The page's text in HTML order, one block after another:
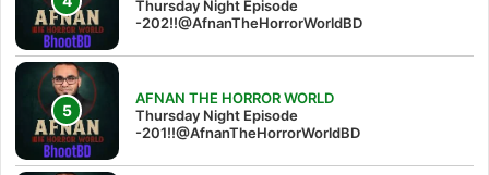
Thursday Night Episode
-202!!@AfnanTheHorrorWorldBD
AFNAN THE HORROR WORLD
Thursday Night Episode
-201!!@AfnanTheHorrorWorldBD